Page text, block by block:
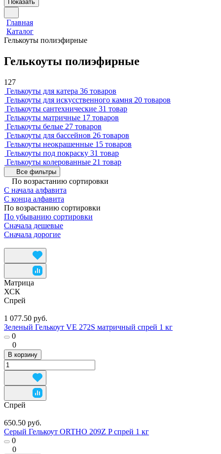
Показать
Главная
Каталог
Гелькоуты полиэфирные
Гелькоуты полиэфирные
127
Гелькоуты для катера 36 товаров
Гелькоуты для искусственного камня 20 товаров
Гелькоуты сантехнические 31 товар
Гелькоуты матричные 17 товаров
Гелькоуты белые 27 товаров
Гелькоуты для бассейнов 26 товаров
Гелькоуты неокрашенные 15 товаров
Гелькоуты под покраску 31 товар
Гелькоуты колерованные 21 товар
Все фильтры
По возрастанию сортировки
С начала алфавита
С конца алфавита
По возрастанию сортировки
По убыванию сортировки
Сначала дешевые
Сначала дорогие
Матрица
ХСК
Спрей
1 077.50 руб.
Зеленый Гелькоут VE 272S матричный спрей 1 кг
0
0
В корзину
Спрей
650.50 руб.
Серый Гелькоут ORTHO 209Z P спрей 1 кг
0
0